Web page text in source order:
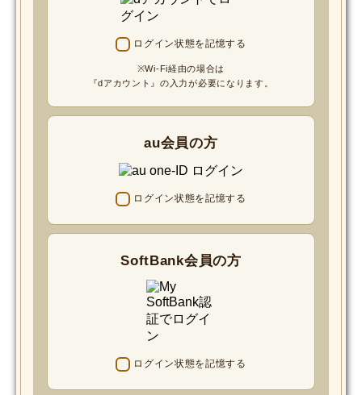
ログイン状態を記憶する
※Wi-Fi経由の場合は
『dアカウント』の入力が必要になります。
au会員の方
ログイン状態を記憶する
SoftBank会員の方
ログイン状態を記憶する